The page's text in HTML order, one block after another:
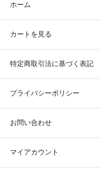
ホーム
カートを見る
特定商取引法に基づく表記
プライバシーポリシー
お問い合わせ
マイアカウント